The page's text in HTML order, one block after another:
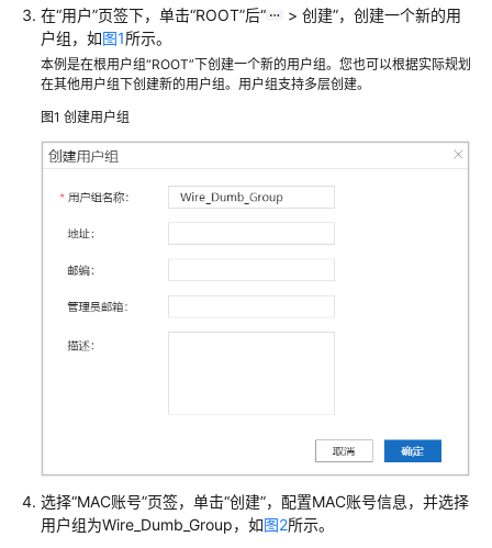
AR+交
换
机
组
网
景
火
换
防
在“用户”页签下，单击“ROOT”后“
> 创建”，创建一个新的用
户组，如图1所示。
本例是在根用户组“ROOT”下创建一个新的用户组。您也可以根据实际规划
在其他用户组下创建新的用户组。用户组支持多层创建。
图1 创建用户组
选择“MAC账号”页签，单击“创建”，配置MAC账号信息，并选择
用户组为Wire_Dumb_Group，如图2所示。